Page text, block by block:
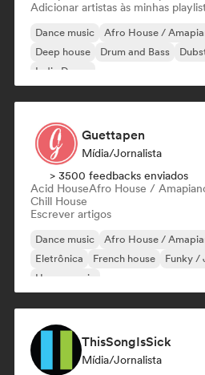
Adicionar artistas às minhas
Dance music Afro House /
Deep house
Drum and Bass
Indie Dance
Guettapen
Mídia/Jornalista
> 3500 feedbacks enviados
Acid HouseAfro House /
Chill House
Escrever artigos
Dance music Afro House /
Eletrônica
French house
Funky /
House music
ThisSongIsSick
Mídia/Jornalista